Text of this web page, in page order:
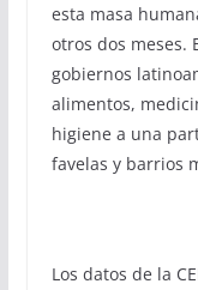
esta masa
otros dos meses.
gobiernos
alimentos,
higiene a una
favelas y barrios
Los datos de la